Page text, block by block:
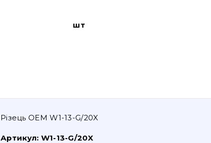
шт
Різець OEM W1-13-G/20X
Артикул: W1-13-G/20X